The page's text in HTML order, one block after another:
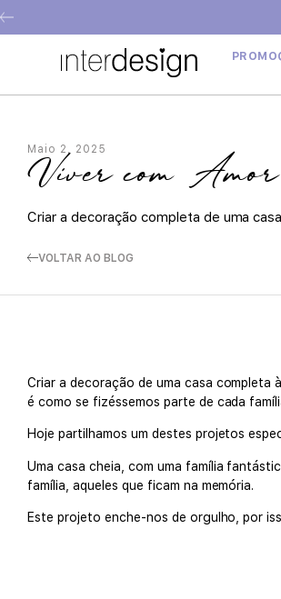
Maio 2, 2025
Viver com
Criar a decoração completa de uma
VOLTAR AO BLOG
Criar a decoração de uma casa completa
é como se fizéssemos parte de cada
Hoje partilhamos um destes projetos
Uma casa cheia, com uma família
família, aqueles que ficam na memória.
Este projeto enche-nos de orgulho, por